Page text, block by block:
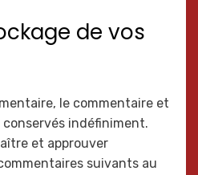
de vos
le commentaire et
indéfiniment.
et approuver
suivants au